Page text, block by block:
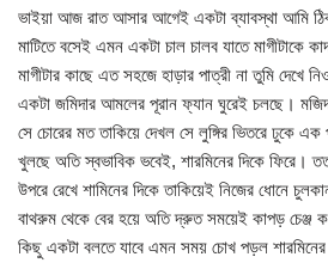
ভাইয়া আজ রাত আসার আগেই একটা ব্যাবস্থা আমি
মাটিতে বসেই এমন একটা চাল চালব যাতে মাগীটাকে
মাগীটার কাছে এত সহজে হাড়ার পাত্রী না তুমি দেখে
একটা জমিদার আমলের পূরান ফ্যান ঘুরেই চলছে।
সে চোরের মত তাকিয়ে দেখল সে লুঙ্গির ভিতরে ঢুকে এক
খুলছে অতি স্বভাবিক ভবেই, শারমিনের দিকে ফিরে।
উপরে রেখে শামিনের দিকে তাকিয়েই নিজের ধোনে
বাথরুম থেকে বের হয়ে অতি দ্রুত সময়েই কাপড় চেঞ্জ
কিছু একটা বলতে যাবে এমন সময় চোখ পড়ল